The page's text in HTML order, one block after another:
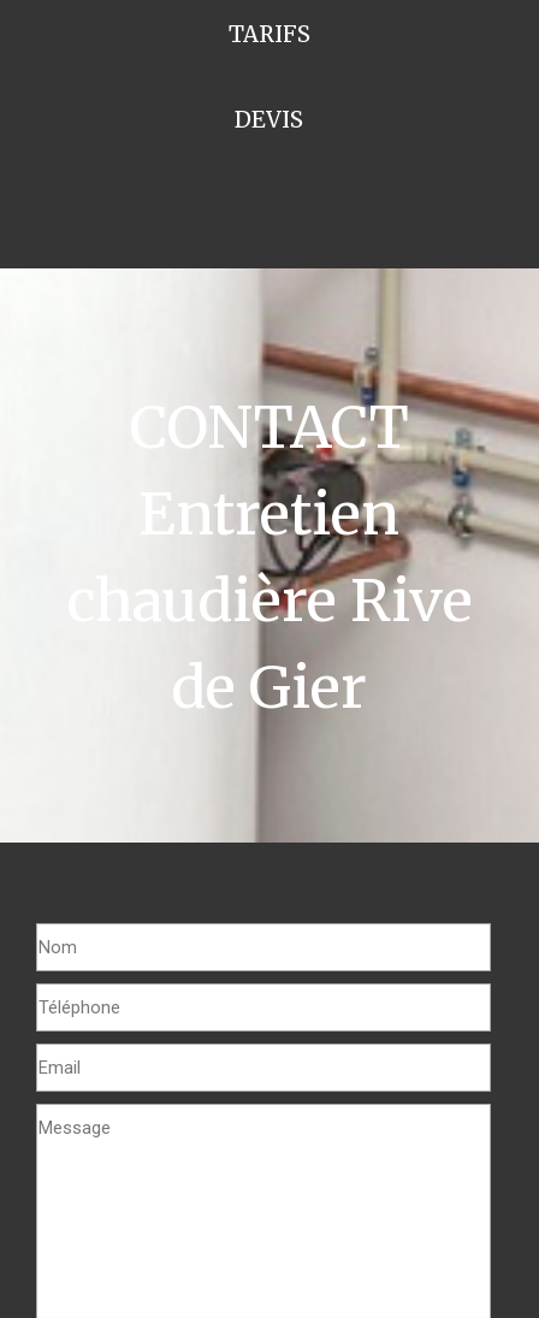
TARIFS
DEVIS
CONTACT
Entretien
chaudière Rive
de Gier